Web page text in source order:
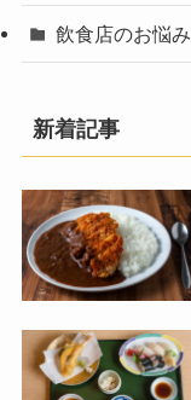
飲食店のお悩み
新着記事